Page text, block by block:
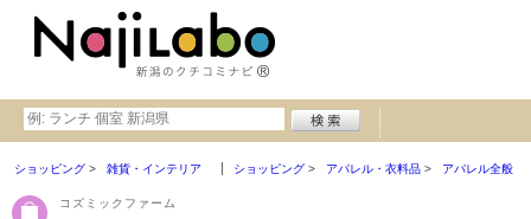
ショッピング 雑貨・インテリア ショッピング アパレル・衣料品 アパレル全般
コズミックファーム